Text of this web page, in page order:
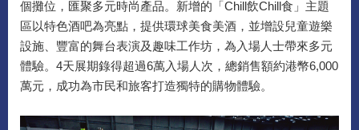
個攤位，匯聚多元時尚產品。新增的「Chill飲Chill食」主題
區以特色酒吧為亮點，提供環球美食美酒，並增設兒童遊樂
設施、豐富的舞台表演及趣味工作坊，為入場人士帶來多元
體驗。4天展期錄得超過6萬入場人次，總銷售額約港幣6,000
萬元，成功為市民和旅客打造獨特的購物體驗。